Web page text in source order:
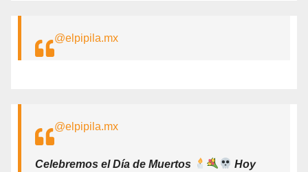
@elpipila.mx
@elpipila.mx
Celebremos el Día de Muertos
Hoy